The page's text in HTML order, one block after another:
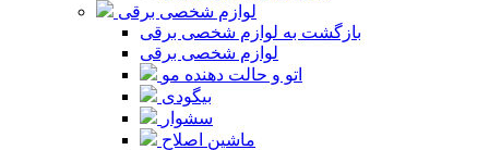
لوازم شخصی برقی
بازگشت به لوازم شخصی برقی
لوازم شخصی برقی
اتو و حالت دهنده مو
بیگودی
سشوار
ماشین اصلاح